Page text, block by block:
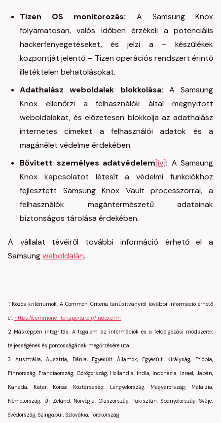
Tizen OS monitorozás: A Samsung Knox
folyamatosan, valós időben érzékeli a potenciális
hackerfenyegetéseket, és jelzi a – készülékek
központját jelentő – Tizen operációs rendszert érintő
illetéktelen behatolásokat.
Adathalász weboldalak blokkolása: A Samsung
Knox ellenőrzi a felhasználók által megnyitott
weboldalakat, és előzetesen blokkolja az adathalász
internetes címeket a felhasználói adatok és a
magánélet védelme érdekében.
Bővített személyes adatvédelem[iv]: A Samsung
Knox kapcsolatot létesít a védelmi funkciókhoz
fejlesztett Samsung Knox Vault processzorral, a
felhasználók magántermészetű adatainak
biztonságos tárolása érdekében.
A vállalat tévéiről további információ érhető el a
Samsungweboldalán.
1 Közös kritériumok. A Common Criteria tanúsítványról további információ érhető
el: https://commoncriteriaportal.org/index.cfm
2 Másképpen integritás. A fogalom az információk és a feldolgozási módszerek
teljességének és pontosságának megőrzésére utal.
3 Ausztrália, Ausztria, Dánia, Egyesült Államok, Egyesült Királyság, Etiópia,
Finnország, Franciaország, Görögország, Hollandia, India, Indonézia, Izrael, Japán,
Kanada, Katar, Koreai Köztársaság, Lengyelország, Magyarország, Malajzia,
Németország, Új-Zéland, Norvégia, Olaszország, Pakisztán, Spanyolország, Svájc,
Svédország, Szingapúr, Szlovákia, Törökország.